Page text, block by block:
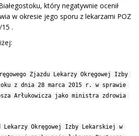
który negatywnie ocenił
w okresie jego sporu z lekarzami POZ
.
Zjazdu Lekarzy Okręgowej Izby
z dnia 28 marca 2015 r. w sprawie
Arłukowicza jako ministra zdrowia
Lekarzy Okręgowej Izby Lekarskiej w